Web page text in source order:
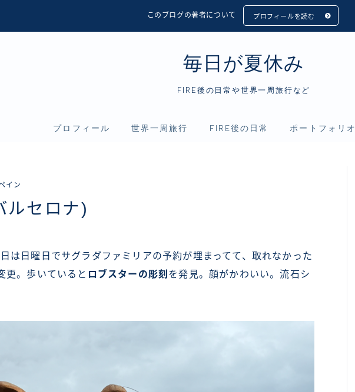
このブログの著者について プロフィールを読む
毎日が夏休み
FIRE後の日常や世界一周旅行など
プロフィール 世界一周旅行
タイ
カンボジア
FIRE後の日常 ポートフォリオ
イン
ルセロナ)
は日曜日でサグラダファミリアの予約が埋まってて、取れなかった
更。歩いていると ロブスターの彫刻 を発見。顔がかわいい。流石シ